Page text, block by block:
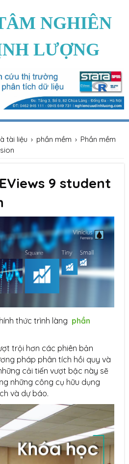
NGHIÊN
LƯỢNG
tài liệu › phần mềm › Phần mềm
9 student
thức trình làng phần
trội hơn các phiên bản
pháp phân tích hồi quy và
cải tiến vượt bậc này sẽ
những công cụ hữu dụng
và dự báo.